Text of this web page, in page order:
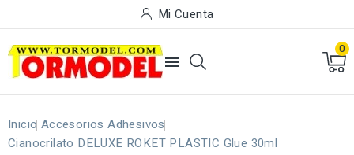
Mi Cuenta

0
Inicio Accesorios Adhesivos
Cianocrilato DELUXE ROKET PLASTIC Glue 30ml